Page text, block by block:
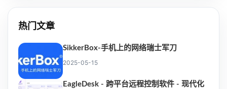
热门文章
SikkerBox-手机上的网络瑞士军刀
2025-05-15
EagleDesk - 跨平台远程控制软件 - 现代化